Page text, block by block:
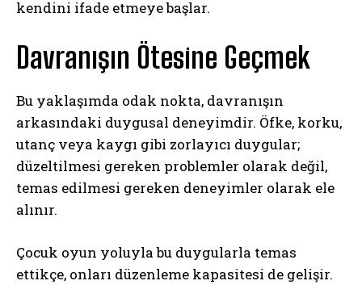
kendini ifade etmeye başlar.
Davranışın Ötesine Geçmek
Bu yaklaşımda odak nokta, davranışın
arkasındaki duygusal deneyimdir. Öfke, korku,
utanç veya kaygı gibi zorlayıcı duygular;
düzeltilmesi gereken problemler olarak değil,
temas edilmesi gereken deneyimler olarak ele
alınır.
Çocuk oyun yoluyla bu duygularla temas
ettikçe, onları düzenleme kapasitesi de gelişir.